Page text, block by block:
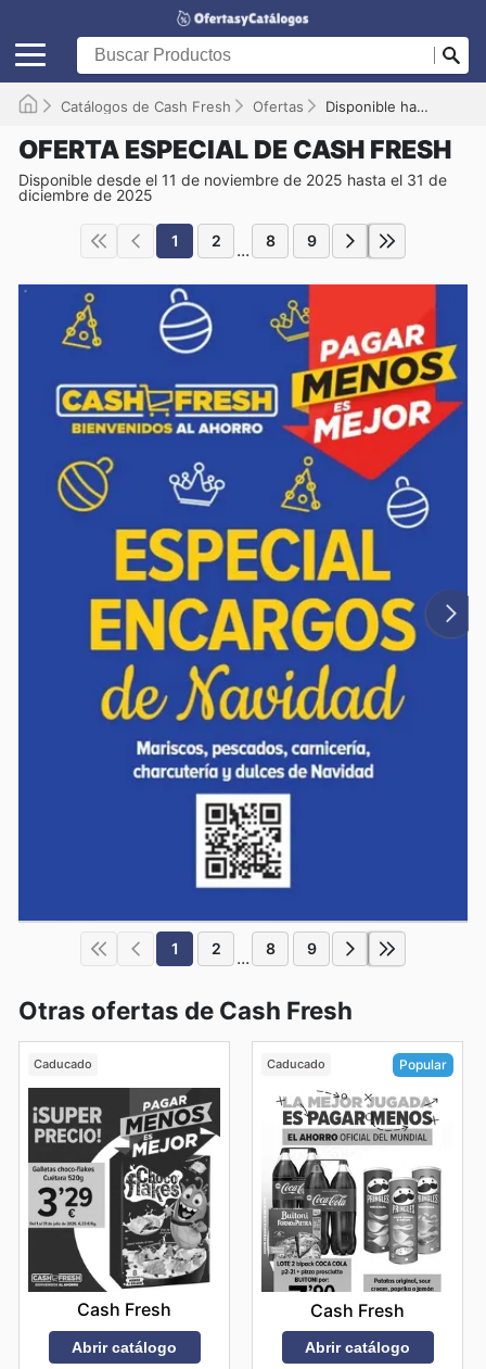
Catálogos de Cash Fresh Ofertas Disponible hasta el 31/12/2025
OFERTA ESPECIAL DE CASH FRESH
Disponible desde el 11 de noviembre de 2025 hasta el 31 de
diciembre de 2025
1 2 ... 8 9
1 2 ... 8 9
Otras ofertas de Cash Fresh
Caducado
Cash Fresh
Abrir catálogo
Caducado Popular
Cash Fresh
Abrir catálogo